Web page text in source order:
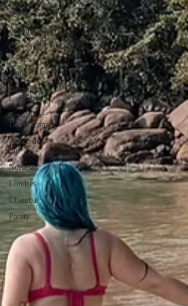
Foz do
Iguaçu
Argentina
Campos do
Jordão
Maceió
Balneário
Camboriú
República
Dominicana
África do
Sul
Noruega
Londres
Ubatuba
Paraty